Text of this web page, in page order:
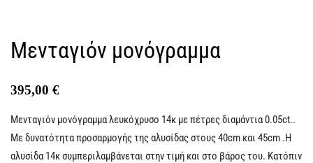
Μενταγιόν μονόγραμμα
395,00 €
Μενταγιόν μονόγραμμα λευκόχρυσο 14κ με πέτρες διαμάντια 0.05ct..
Με δυνατότητα προσαρμογής της αλυσίδας στους 40cm και 45cm .Η
αλυσίδα 14κ συμπεριλαμβάνεται στην τιμή και στο βάρος του. Κατόπιν